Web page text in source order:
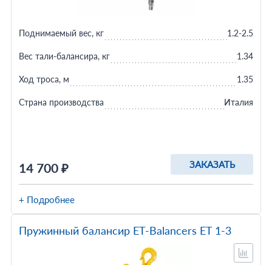
14 700 ₽ ЗАКАЗАТЬ
Поднимаемый вес, кг 1.2-2.5
Вес тали-балансира, кг 1.34
Ход троса, м 1.35
Страна производства Италия
+ Подробнее
Пружинный балансир ET-Balancers ET 1-3